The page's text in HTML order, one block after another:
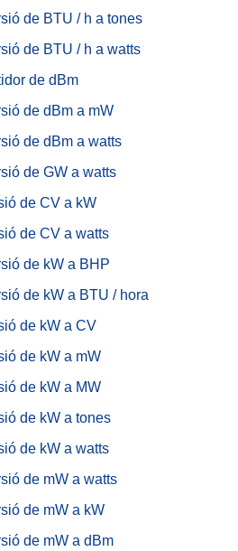
de BTU / h a tones
de BTU / h a watts
de dBm
de dBm a mW
de dBm a watts
de GW a watts
de CV a kW
de CV a watts
de kW a BHP
de kW a BTU / hora
de kW a CV
de kW a mW
de kW a MW
de kW a tones
de kW a watts
de mW a watts
de mW a kW
de mW a dBm